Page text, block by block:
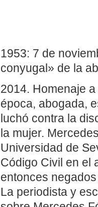
1953: 7 de
conyugal» de la
2014. Homenaje
época, abogada,
luchó contra la
la mujer.
Universidad de
Código Civil en el
entonces
La periodista y